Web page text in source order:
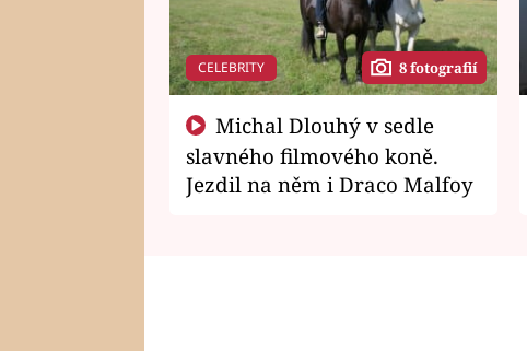
CELEBRITY 8 fotografií
slavného filmového koně.
Jezdil na něm i Draco Malfoy